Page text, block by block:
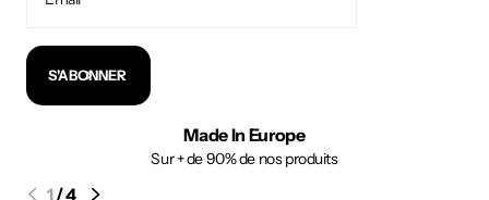
S'ABONNER
Made In Europe
Sur + de 90% de nos produits
1/4